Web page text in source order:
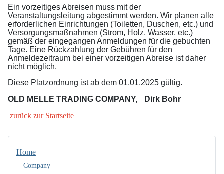
Ein vorzeitiges Abreisen muss mit der
Veranstaltungsleitung abgestimmt werden. Wir planen alle
erforderlichen Einrichtungen (Toiletten, Duschen, etc.) und
Versorgungsmaßnahmen (Strom, Holz, Wasser, etc.)
gemäß der eingegangen Anmeldungen für die gebuchten
Tage. Eine Rückzahlung der Gebühren für den
Anmeldezeitraum bei einer vorzeitigen Abreise ist daher
nicht möglich.
Diese Platzordnung ist ab dem 01.01.2025 gültig.
OLD MELLE TRADING COMPANY, Dirk Bohr
zurück zur Startseite
Home
Company